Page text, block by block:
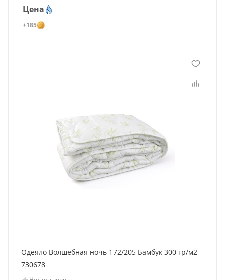
Цена
+185
Одеяло Волшебная ночь 172/205 Бамбук 300 гр/м2
730678